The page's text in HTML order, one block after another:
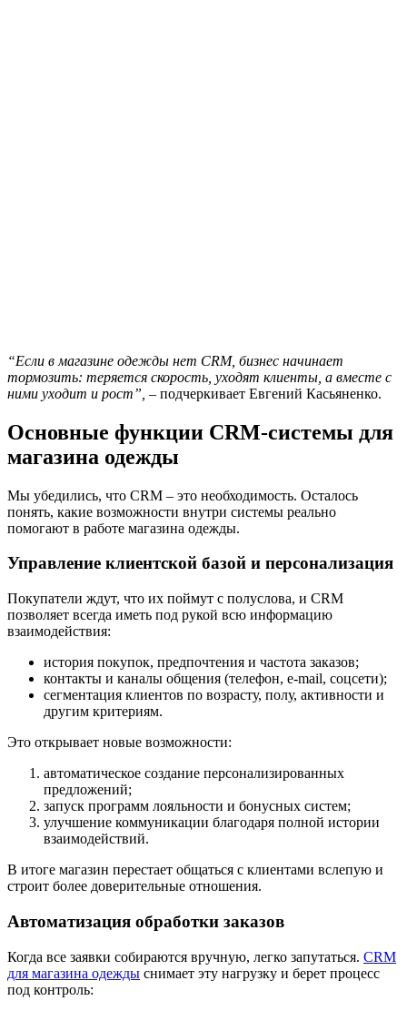
“Если в магазине одежды нет CRM, бизнес начинает
тормозить: теряется скорость, уходят клиенты, а вместе с
ними уходит и рост”, – подчеркивает Евгений Касьяненко.
Основные функции CRM-системы для
магазина одежды
Мы убедились, что CRM – это необходимость. Осталось
понять, какие возможности внутри системы реально
помогают в работе магазина одежды.
Управление клиентской базой и персонализация
Покупатели ждут, что их поймут с полуслова, и CRM
позволяет всегда иметь под рукой всю информацию
взаимодействия:
история покупок, предпочтения и частота заказов;
контакты и каналы общения (телефон, e-mail, соцсети);
сегментация клиентов по возрасту, полу, активности и
другим критериям.
Это открывает новые возможности:
автоматическое создание персонализированных
предложений;
запуск программ лояльности и бонусных систем;
улучшение коммуникации благодаря полной истории
взаимодействий.
В итоге магазин перестает общаться с клиентами вслепую и
строит более доверительные отношения.
Автоматизация обработки заказов
Когда все заявки собираются вручную, легко запутаться. CRM
для магазина одежды снимает эту нагрузку и берет процесс
под контроль: